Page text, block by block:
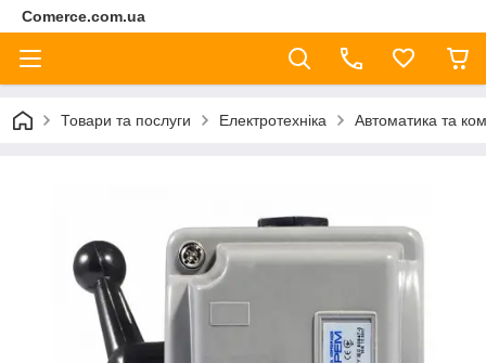
Comerce.com.ua
Товари та послуги Електротехніка Автоматика та